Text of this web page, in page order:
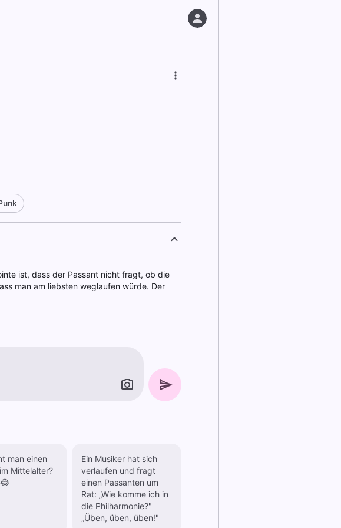
ist, dass der Passant nicht fragt, ob die
man am liebsten weglaufen würde. Der
man einen
Mittelalter?
Ein Musiker hat sich
verlaufen und fragt
einen Passanten um
Rat: „Wie komme ich in
die Philharmonie?"
„Üben, üben, üben!"